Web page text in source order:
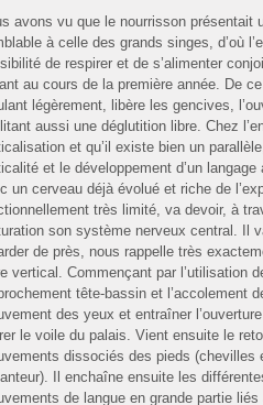
avons vu que le nourrisson
à celle des grands singes, d’où
de respirer et de s’alimenter
au cours de la première année. De
légèrement, libère les gencives,
aussi une déglutition libre. Chez
et qu’il existe bien un
et le développement d’un
un cerveau déjà évolué et riche de
très limité, va devoir, à
son système nerveux central. Il
de près, nous rappelle très
vertical. Commençant par
tête-bassin et l’accolement
des yeux et entraîner
le voile du palais. Vient ensuite le
dissociés des pieds
Il enchaîne ensuite les
de langue en grande partie